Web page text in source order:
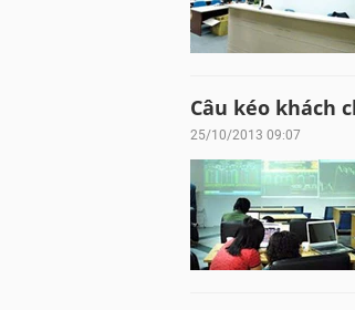
Câu kéo khách
25/10/2013 09:07